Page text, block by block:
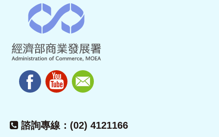
諮詢專線：(02) 4121166